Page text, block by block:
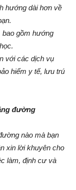
hướng dài hơn về
bao gồm hướng
với các dịch vụ
hiểm y tế, lưu trú
đường
nào mà bạn
xin lời khuyên cho
làm, định cư và